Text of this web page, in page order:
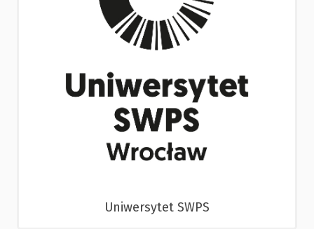
Uniwersytet SWPS